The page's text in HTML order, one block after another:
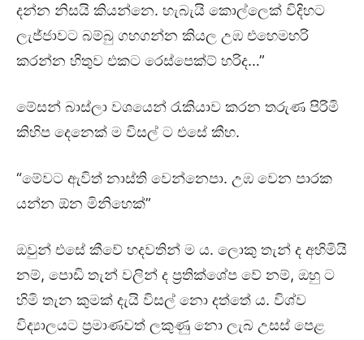
දන්න නිසයි කියන්නෙ. හැබැයි කොල්ලෙක් විදිහට
ලැජ්ජාවට බම්බු ගහගන්න කියල උඹ එහෙමහරි
කරන්න හිතුව එකට රෙස්පෙක්ට් හරිද…”
මේසන් බාස්ලා වශයෙන් රැකියාව කරන තරුණ පිරිමි
කිහිප දෙනෙක් ම විසල් ට එසේ කීහ.
“මේවට ඇවිත් නාස්ති වෙන්නෙපා. උඹ වෙන පාරක
යන්න ඕන මිනිහෙක්”
ඔවුන් එසේ කීවේ හදවතින් ම ය. ලොකු තැන් ද අහිමියි
නම්, පොඩි තැන් වලින් ද ප්‍රතික්ශේප වේ නම්, ඔහු ට
හිමි තැන කුමක් දැයි විසල් නො දත්තේ ය. විශ්ව
විද්‍යාලයට ප්‍රමාණවත් ලකුණු නො ලැබ උසස් පෙළ